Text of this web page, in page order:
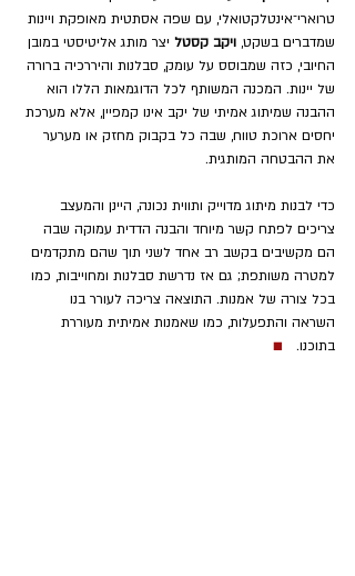
טרוארי־אינטלקטואלי, עם שפה אסתטית מאופקת ויינות
שמדברים בשקט, ויקב קסטל יצר מותג אליטיסטי במובן
החיובי, כזה שמבוסס על עומק, סבלנות והיררכיה ברורה
של יינות. המכנה המשותף לכל הדוגמאות הללו הוא
ההבנה שמיתוג אמיתי של יקב אינו קמפיין, אלא מערכת
יחסים ארוכת טווח, שבה כל בקבוק מחזק או מערער
את ההבטחה המותגית.
כדי לבנות מיתוג מדוייק ותווית נכונה, היינן והמעצב
צריכים לפתח קשר מיוחד והבנה הדדית עמוקה שבה
הם מקשיבים בקשב רב אחד לשני תוך שהם מתקדמים
למטרה משותפת; גם אז נדרשת סבלנות ומחוייבות, כמו
בכל צורה של אמנות. התוצאה צריכה לעורר בנו
השראה והתפעלות, כמו שאמנות אמיתית מעוררת
בתוכנו.
■